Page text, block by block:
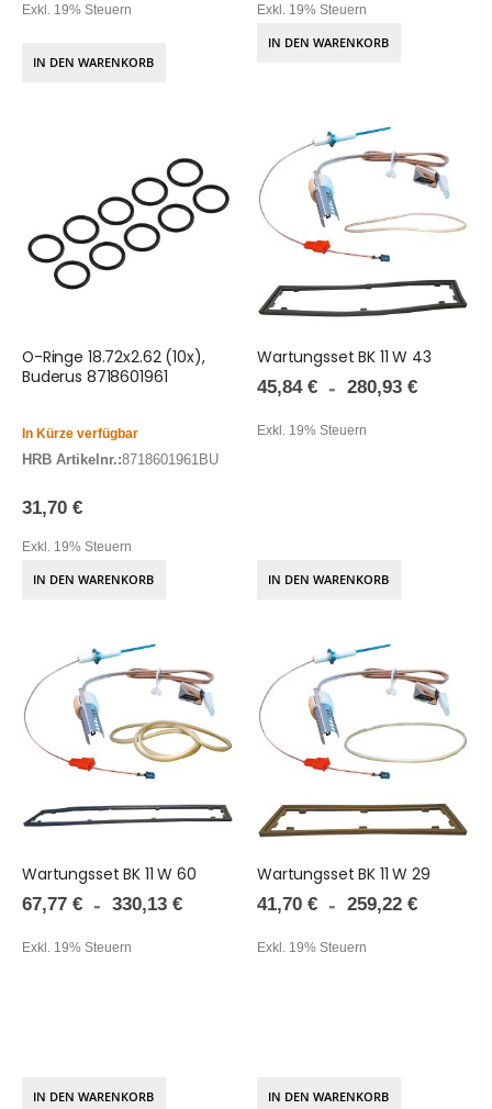
Exkl. 19% Steuern
IN DEN WARENKORB
Exkl. 19% Steuern
IN DEN WARENKORB
O-Ringe 18.72x2.62 (10x),
Buderus 8718601961
In Kürze verfügbar
HRB Artikelnr.:8718601961BU
31,70 €
Exkl. 19% Steuern
IN DEN WARENKORB
Wartungsset BK 11 W 43
45,84 € 280,93 €
Exkl. 19% Steuern
IN DEN WARENKORB
Wartungsset BK 11 W 60
67,77 € 330,13 €
Exkl. 19% Steuern
IN DEN WARENKORB
Wartungsset BK 11 W 29
41,70 € 259,22 €
Exkl. 19% Steuern
IN DEN WARENKORB